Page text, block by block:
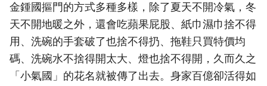
金鍾國摳門的方式多種多樣，除了夏天不開冷氣，冬
天不開地暖之外，還會吃蘋果屁股、紙巾濕巾捨不得
用、洗碗的手套破了也捨不得扔、拖鞋只買特價均
碼、洗碗水不捨得開太大、燈也捨不得開，久而久之
「小氣國」的花名就被傳了出去。身家百億卻活得如